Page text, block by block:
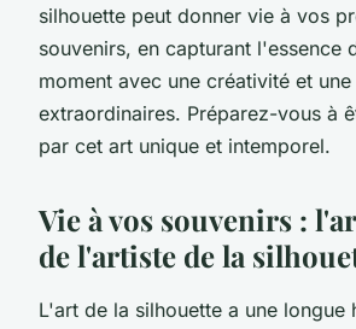
silhouette peut donner vie à vos
souvenirs, en capturant l'essence
moment avec une créativité et
extraordinaires. Préparez-vous à
par cet art unique et intemporel.
Vie à vos souvenirs :
de l'artiste de la
L'art de la silhouette a une longue